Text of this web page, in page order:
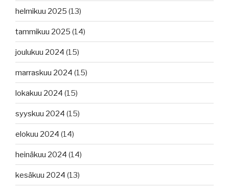
helmikuu 2025 (13)
tammikuu 2025 (14)
joulukuu 2024 (15)
marraskuu 2024 (15)
lokakuu 2024 (15)
syyskuu 2024 (15)
elokuu 2024 (14)
heinäkuu 2024 (14)
kesäkuu 2024 (13)